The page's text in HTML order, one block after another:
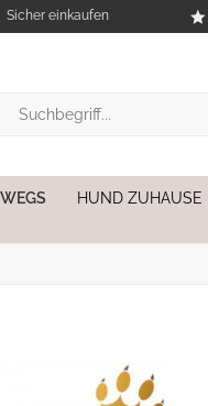
Sicher einkaufen
HUND ZUHAUSE